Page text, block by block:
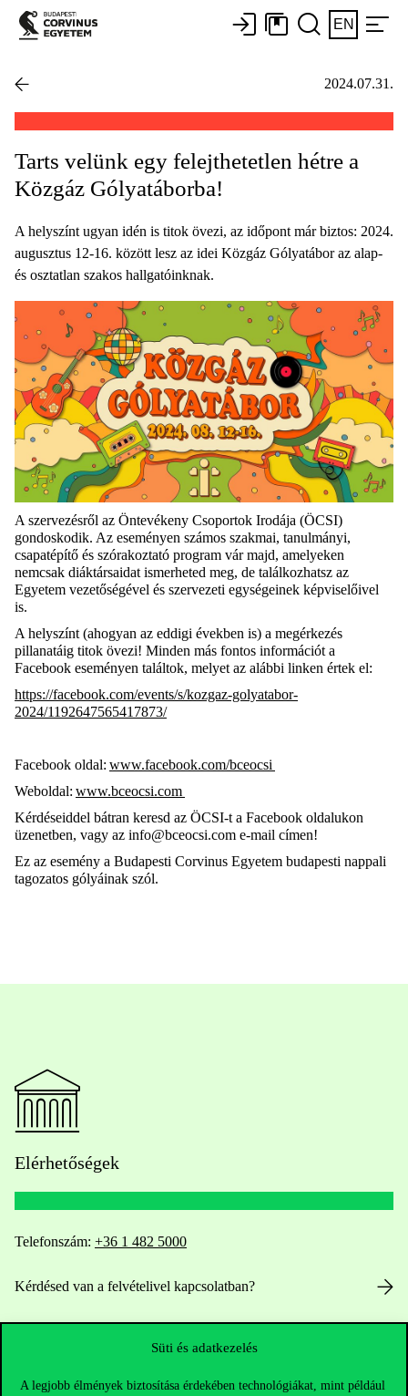
Süti és adatkezelés
A legjobb élmények biztosítása érdekében technológiákat, mint például
EN
2024.07.31.
Tarts velünk egy felejthetetlen hétre a
Közgáz Gólyatáborba!
A helyszínt ugyan idén is titok övezi, az időpont már biztos: 2024.
augusztus 12-16. között lesz az idei Közgáz Gólyatábor az alap-
és osztatlan szakos hallgatóinknak.
A szervezésről az Öntevékeny Csoportok Irodája (ÖCSI)
gondoskodik. Az eseményen számos szakmai, tanulmányi,
csapatépítő és szórakoztató program vár majd, amelyeken
nemcsak diáktársaidat ismerheted meg, de találkozhatsz az
Egyetem vezetőségével és szervezeti egységeinek képviselőivel
is.
A helyszínt (ahogyan az eddigi években is) a megérkezés
pillanatáig titok övezi! Minden más fontos információt a
Facebook eseményen találtok, melyet az alábbi linken értek el:
https://facebook.com/events/s/kozgaz-golyatabor-
2024/1192647565417873/
Facebook oldal: www.facebook.com/bceocsi
Weboldal: www.bceocsi.com
Kérdéseiddel bátran keresd az ÖCSI-t a Facebook oldalukon
üzenetben, vagy az info@bceocsi.com e-mail címen!
Ez az esemény a Budapesti Corvinus Egyetem budapesti nappali
tagozatos gólyáinak szól.
Elérhetőségek
Telefonszám: +36 1 482 5000
Kérdésed van a felvételivel kapcsolatban?